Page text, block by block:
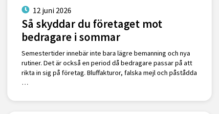
12 juni 2026
Så skyddar du företaget mot
bedragare i sommar
Semestertider innebär inte bara lägre bemanning och nya
rutiner. Det är också en period då bedragare passar på att
rikta in sig på företag. Bluffakturor, falska mejl och påstådda
…